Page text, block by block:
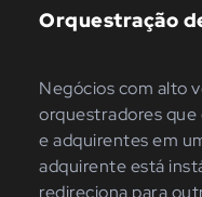
Orquestração
Negócios com alto
orquestradores
e adquirentes em
adquirente está
redireciona para